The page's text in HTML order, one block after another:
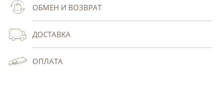
ОБМЕН И ВОЗВРАТ
ДОСТАВКА
ОПЛАТА